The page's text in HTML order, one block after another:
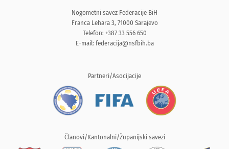
Nogometni savez Federacije BiH
Franca Lehara 3, 71000 Sarajevo
Telefon: +387 33 556 650
E-mail: federacija@nsfbih.ba
Partneri/Asocijacije
Članovi/Kantonalni/Županijski savezi